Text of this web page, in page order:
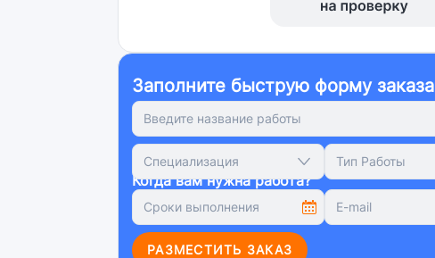
Заполните быструю форму заказа
Специализация Тип Работы
Когда вам нужна работа?
РАЗМЕСТИТЬ ЗАКАЗ